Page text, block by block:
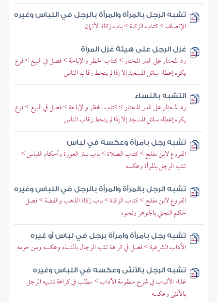
تشبه الرجل بالمرأة والمرأة بالرجل في اللباس وغيره
الإنصاف > كتاب الزكاة > باب زكاة الأثمان
غزل الرجل على هيئة غزل المرأة
رد المحتار على الدر المختار > كتاب الحظر والإباحة > فصل في البيع > فرع
يكره إعطاء سائل المسجد إلا إذا لم يتخط رقاب الناس
التشبه بالنساء
رد المحتار على الدر المختار > كتاب الحظر والإباحة > فصل في البيع > فرع
يكره إعطاء سائل المسجد إلا إذا لم يتخط رقاب الناس
تشبه رجل بامرأة وعكسه في لباس
الفروع لابن مفلح > كتاب الصلاة > باب ستر العورة وأحكام اللباس >
تشبه الرجل بالمرأة وعكسه
تشبه الرجل بالمرأة والمرأة بالرجل في اللباس وغيره
الفروع لابن مفلح > كتاب الزكاة > باب زكاة الذهب والفضة > فصل
حكم التحلي بالجوهر ونحوه
تشبه رجل بامرأة وامرأة برجل في لباس أو غيره
الآداب الشرعية > فصل في كراهة تشبه الرجال بالنساء وعكسه ومن حرمه
تشبه الرجل بالأنثى وعكسه في اللباس وغيره
غذاء الألباب في شرح منظومة الآداب > مطلب في كراهة تشبيه الرجل
بالأنثى وعكسه